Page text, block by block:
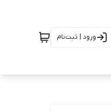
ورود | ثبت‌نام